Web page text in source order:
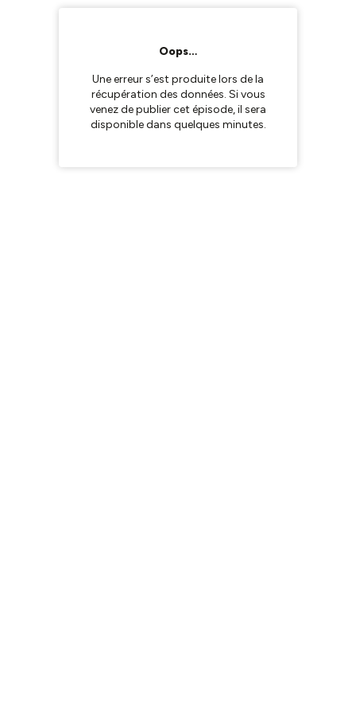
Oops…
Une erreur s’est produite lors de la
récupération des données. Si vous
venez de publier cet épisode, il sera
disponible dans quelques minutes.